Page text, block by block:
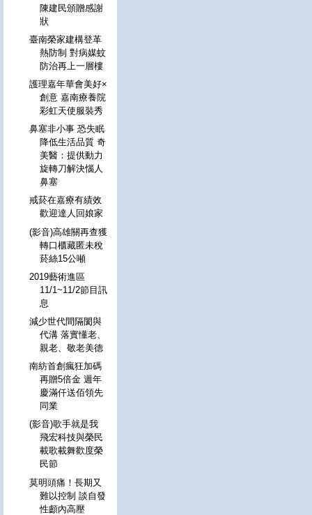
陳建民頒贈感謝
狀
臺南榮家建構登革
熱防制 對病媒蚊
防治再上一層樓
護理嘉年華會美好×
創意 嘉南療養院
彩虹天使服裝秀
鼻塞非小事 恐失眠
降低生活品質 奇
美醫：提供動力
旋轉刀解決惱人
鼻塞
戒菸在嘉療有績效
歡迎達人回娘家
(影音)高雄關再查獲
轉口櫃藏匿未稅
菸絲15公噸
2019藝術進區
11/1~11/2節目訊
息
減少世代間隔閡與
代溝 落實懂老、
親老、敬老美德
南紡首創瘋狂加碼
再贈5倍金 週年
慶滿仟送佰領先
同業
(影音)歌手就是我
飛宏科技與榮民
載歌載舞歡度榮
民節
莫明頭痛！長期又
難以控制 談自發
性顱內高壓